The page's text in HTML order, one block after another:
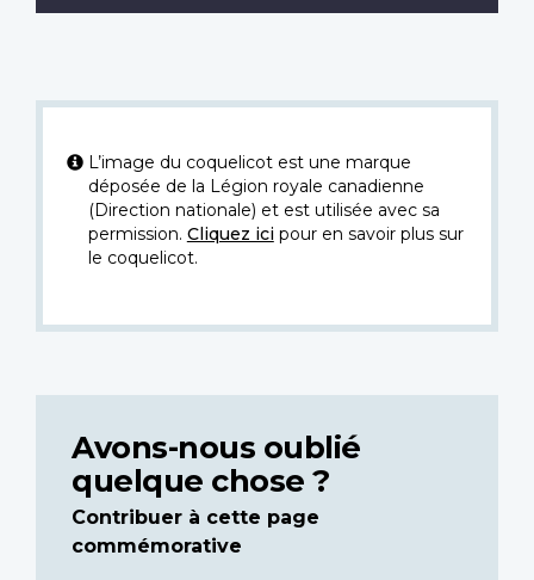
L’image du coquelicot est une marque
déposée de la Légion royale canadienne
(Direction nationale) et est utilisée avec sa
permission. Cliquez icipour en savoir plus sur
le coquelicot.
Avons-nous oublié
quelque chose ?
Contribuer à cette page
commémorative